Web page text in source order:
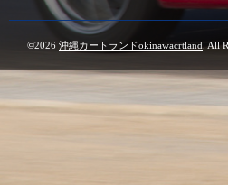
©2026 沖縄カートランドokinawacrtland . All